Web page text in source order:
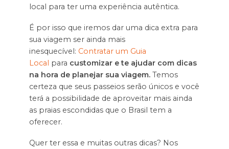
local para ter uma experiência autêntica.
É por isso que iremos dar uma dica extra para
sua viagem ser ainda mais
inesquecível: Contratar um Guia
Local para customizar e te ajudar com dicas
na hora de planejar sua viagem. Temos
certeza que seus passeios serão únicos e você
terá a possibilidade de aproveitar mais ainda
as praias escondidas que o Brasil tem a
oferecer.
Quer ter essa e muitas outras dicas? Nos